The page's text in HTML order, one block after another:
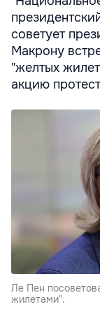
советует
Макрону
"желтых
акцию
Ле Пен
жилетами".